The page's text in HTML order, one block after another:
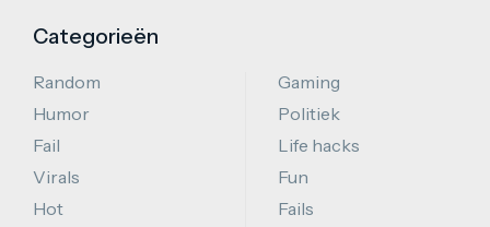
Categorieën
Random
Humor
Fail
Virals
Hot
Gaming
Politiek
Life hacks
Fun
Fails